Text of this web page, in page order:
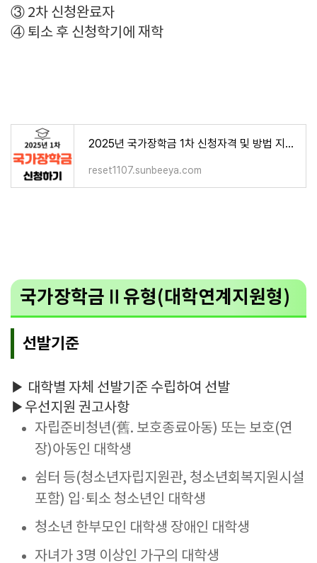
③ 2차 신청완료자
④ 퇴소 후 신청학기에 재학
2025년 국가장학금 1차 신청자격 및 방법 지원금액 알아보기
reset1107.sunbeeya.com
국가장학금Ⅱ유형(대학연계지원형)
선발기준
▶ 대학별 자체 선발기준 수립하여 선발
▶우선지원 권고사항
자립준비청년(舊. 보호종료아동) 또는 보호(연
장)아동인 대학생
쉼터 등(청소년자립지원관, 청소년회복지원시설
포함) 입·퇴소 청소년인 대학생
청소년 한부모인 대학생 장애인 대학생
자녀가 3명 이상인 가구의 대학생